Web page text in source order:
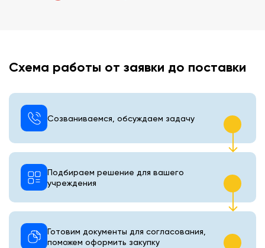
Схема работы от заявки до поставки
Созваниваемся, обсуждаем задачу
Подбираем решение для вашего
учреждения
Готовим документы для согласования,
поможем оформить закупку